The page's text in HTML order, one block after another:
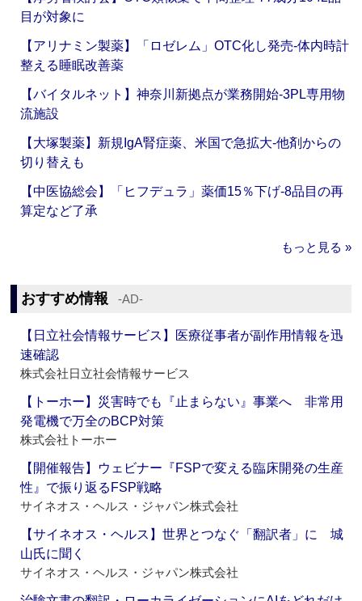
目が対象に
【アリナミン製薬】「ロゼレム」OTC化し発売‐体内時計
整える睡眠改善薬
【バイタルネット】神奈川新拠点が業務開始‐3PL専用物
流施設
【大塚製薬】新規IgA腎症薬、米国で急拡大‐他剤からの
切り替えも
【中医協総会】「ヒフデュラ」薬価15％下げ‐8品目の再
算定など了承
もっと見る »
おすすめ情報 ‐AD‐
【日立社会情報サービス】医療従事者が副作用情報を迅
速確認
株式会社日立社会情報サービス
【トーホー】災害時でも『止まらない』事業へ 非常用
発電機で万全のBCP対策
株式会社トーホー
【開催報告】ウェビナー『FSPで変える臨床開発の生産
性』で振り返るFSP戦略
サイネオス・ヘルス・ジャパン株式会社
【サイネオス・ヘルス】世界とつなぐ「翻訳者」に 城
山氏に聞く
サイネオス・ヘルス・ジャパン株式会社